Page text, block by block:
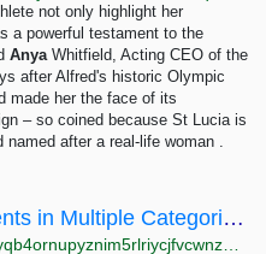
not only highlight her
a powerful testament to the
AnyaWhitfield, Acting CEO of the
after Alfred's historic Olympic
made her the face of its
– so coined because St Lucia is
after a real-life woman .
Download Latest Top Torrents in Multiple Categories The RarBg